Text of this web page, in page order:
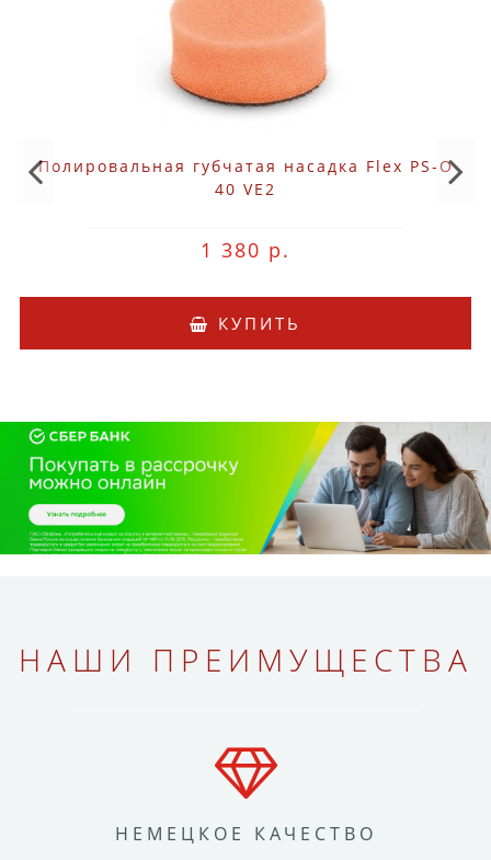
Полировальная губчатая насадка Flex PS-O
40 VE2
1 380 р.
КУПИТЬ
НАШИ ПРЕИМУЩЕСТВА
НЕМЕЦКОЕ КАЧЕСТВО